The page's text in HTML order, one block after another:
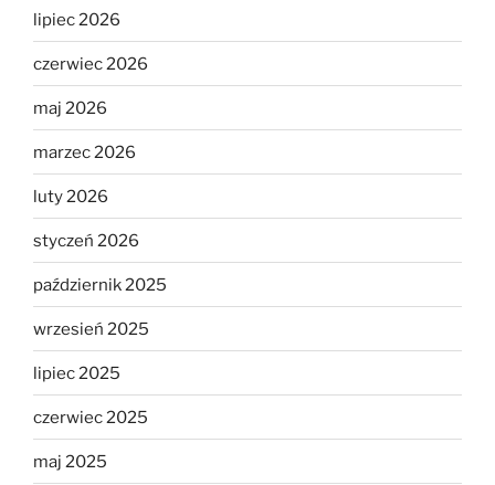
lipiec 2026
czerwiec 2026
maj 2026
marzec 2026
luty 2026
styczeń 2026
październik 2025
wrzesień 2025
lipiec 2025
czerwiec 2025
maj 2025